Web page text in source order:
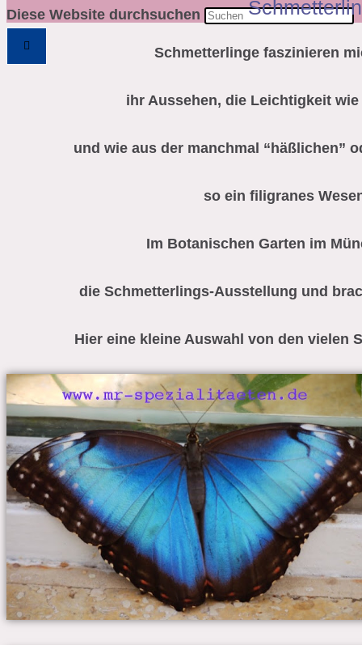
Diese Website durchsuchen
Schmetterlinge faszinieren
ihr Aussehen, die Leichtigkeit
und wie aus der manchmal “häßlichen”
so ein filigranes
Im Botanischen Garten im
die Schmetterlings-Ausstellung und
Hier eine kleine Auswahl von den vielen